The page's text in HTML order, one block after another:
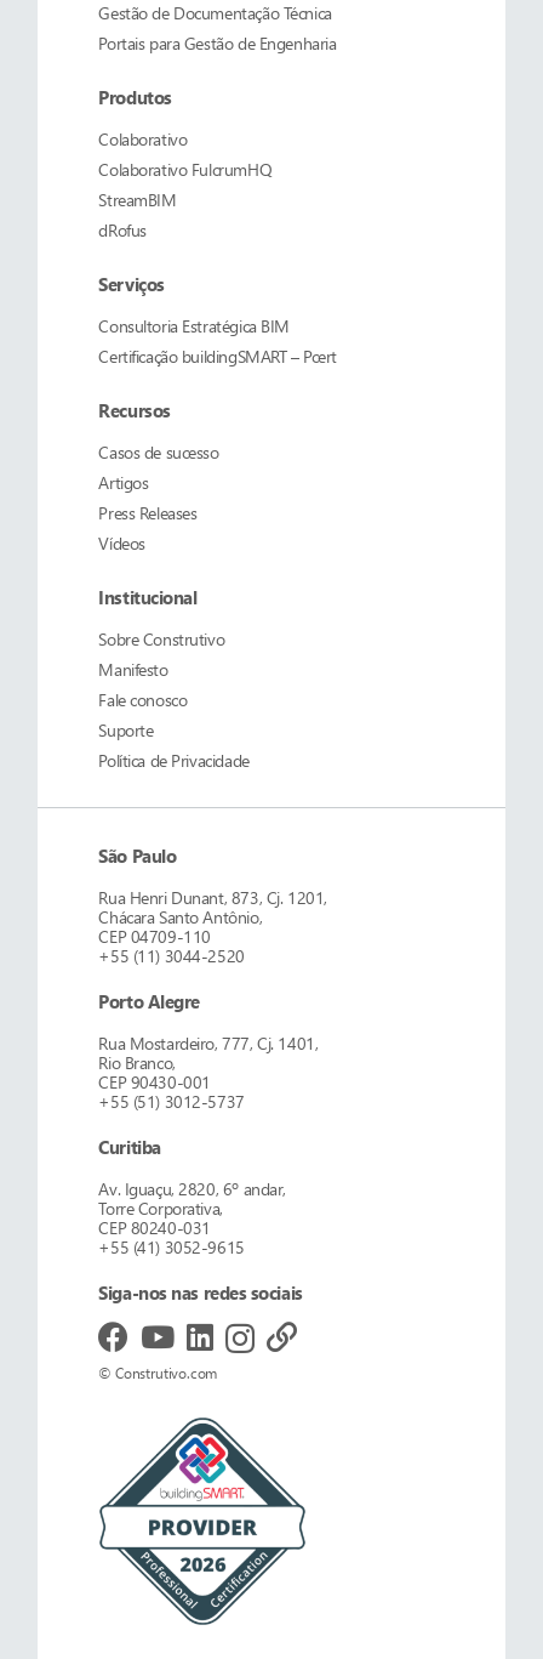
Gestão de Documentação Técnica
Portais para Gestão de Engenharia
Produtos
Colaborativo
Colaborativo FulcrumHQ
StreamBIM
dRofus
Serviços
Consultoria Estratégica BIM
Certificação buildingSMART – Pcert
Recursos
Casos de sucesso
Artigos
Press Releases
Vídeos
Institucional
SobreConstrutivo
Manifesto
Fale conosco
Suporte
Política de Privacidade
São Paulo
Rua Henri Dunant, 873, Cj. 1201,
Chácara Santo Antônio,
CEP 04709-110
+55 (11) 3044-2520
Porto Alegre
Rua Mostardeiro, 777, Cj. 1401,
Rio Branco,
CEP 90430-001
+55 (51) 3012-5737
Curitiba
Av. Iguaçu, 2820, 6º andar,
Torre Corporativa,
CEP 80240-031
+55 (41) 3052-9615
Siga-nos nas redes sociais
© Construtivo.com